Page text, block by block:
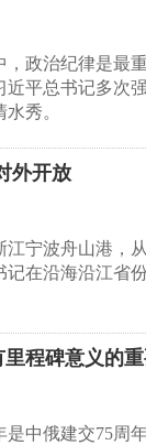
，政治纪律是最
近平总书记多次
秀。
外开放
江宁波舟山港
记在沿海沿江省
程碑意义的
中俄建交75周